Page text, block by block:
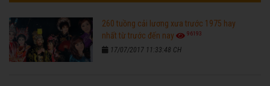
260 tuồng cải lương xưa trước 1975 hay
nhất từ trước đến nay
96193
17/07/2017 11:33:48 CH